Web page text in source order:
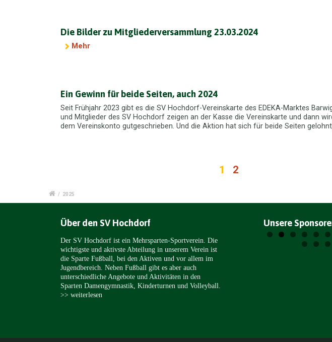
Die Bilder zu Mitgliederversammlung 23.03.2024
Mehr
Ein Gewinn für beide Seiten, auch 2024
Seit Frühjahr 2023 gibt es die SV Hochdorf-Vereinskarte des EDEKA-Marktes
und Mitglieder des SV Hochdorf zeigen an der Kasse die Vereinskarte und dann
dem Vereinskonto gutgeschrieben. Und die Aktion hat sich für beide Seiten
1 2
/ 2025
Über den SV Hochdorf
Der SV Hochdorf ist ein Mehrsparten-Sportverein. Die
wichtigste und aktivste Abteilung in unserem Verein ist
die Sparte Fußball, bei den Aktiven und vor allem im
Jugendbereich. Neben Fußball gibt es aber auch
unterschiedliche Angebote und Aktivitäten in den
Sparten Damengymnastik, Kinderturnen und Volleyball.
>> weiterlesen
Unsere